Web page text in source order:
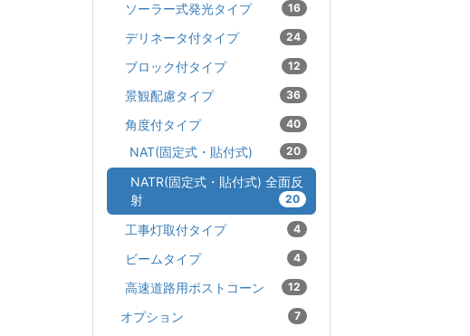
ソーラー式発光タイプ 16
デリネータ付タイプ 24
ブロック付タイプ 12
景観配慮タイプ 36
角度付タイプ 40
NAT(固定式・貼付式) 20
NATR(固定式・貼付式) 全面反
射
20
工事灯取付タイプ 4
ビームタイプ 4
高速道路用ポストコーン 12
オプション 7